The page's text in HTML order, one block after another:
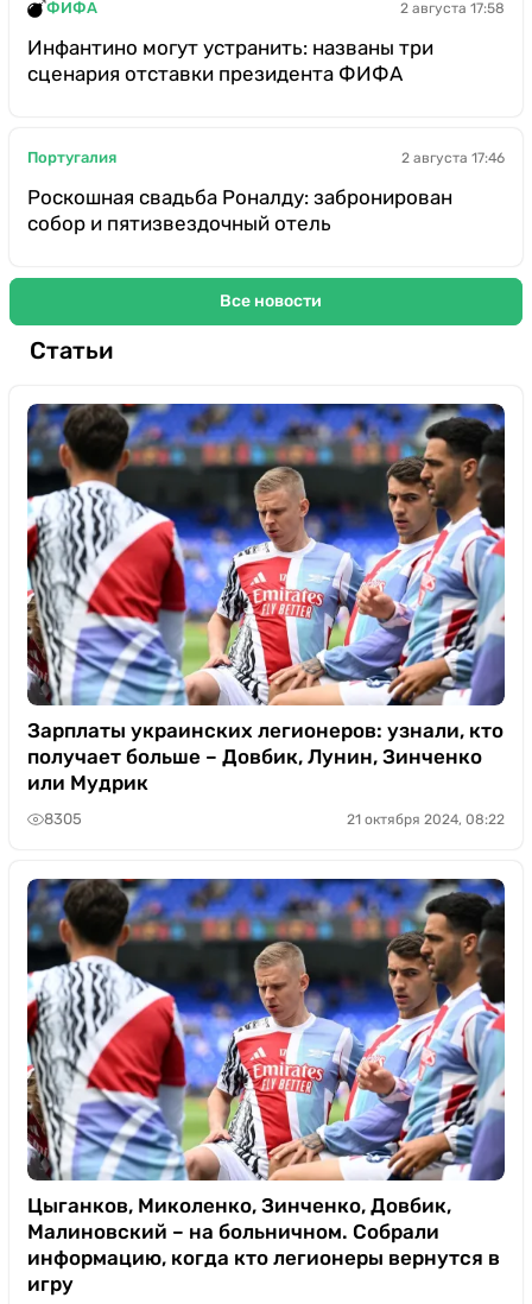
ФИФА 2 августа 17:58
Инфантино могут устранить: названы три
сценария отставки президента ФИФА
Португалия 2 августа 17:46
Роскошная свадьба Роналду: забронирован
собор и пятизвездочный отель
Все новости
Статьи
Зарплаты украинских легионеров: узнали, кто
получает больше – Довбик, Лунин, Зинченко
или Мудрик
8305 21 октября 2024, 08:22
Цыганков, Миколенко, Зинченко, Довбик,
Малиновский – на больничном. Собрали
информацию, когда кто легионеры вернутся в
игру